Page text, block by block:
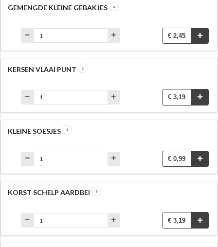
GEMENGDE KLEINE GEBAKJES
€ 2,45
KERSEN VLAAI PUNT
€ 3,19
KLEINE SOESJES
€ 0,99
KORST SCHELP AARDBEI
€ 3,19